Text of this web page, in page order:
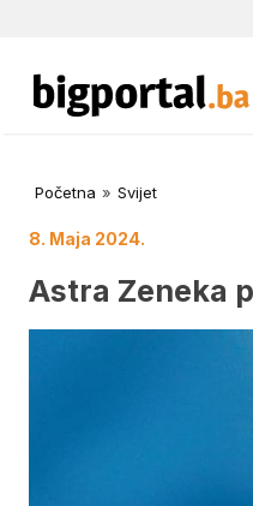
Početna » Svijet
8. Maja 2024.
Astra Zeneka